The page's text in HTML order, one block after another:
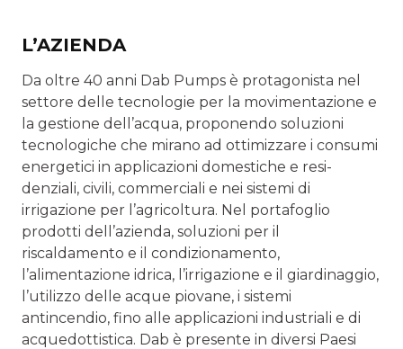
L’AZIENDA
Da oltre 40 anni Dab Pumps è protagonista nel
settore delle tecnologie per la movimentazione e
la gestione dell’acqua, proponendo soluzioni
tecnologiche che mirano ad ottimiz­zare i consumi
energetici in applicazioni domestiche e resi­
denziali, civili, commerciali e nei sistemi di
irrigazione per l’agricoltura. Nel portafoglio
prodotti dell’azienda, soluzioni per il
riscaldamento e il condizionamento,
l’alimentazione idrica, l’irrigazione e il giardinaggio,
l’utilizzo delle acque piovane, i sistemi
antincendio, fino alle applicazioni indu­striali e di
acquedottistica. Dab è presente in diversi Paesi